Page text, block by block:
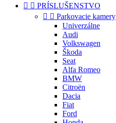
  PRÍSLUŠENSTVO
  Parkovacie kamery
Univerzálne
Audi
Volkswagen
Škoda
Seat
Alfa Romeo
BMW
Citroën
Dacia
Fiat
Ford